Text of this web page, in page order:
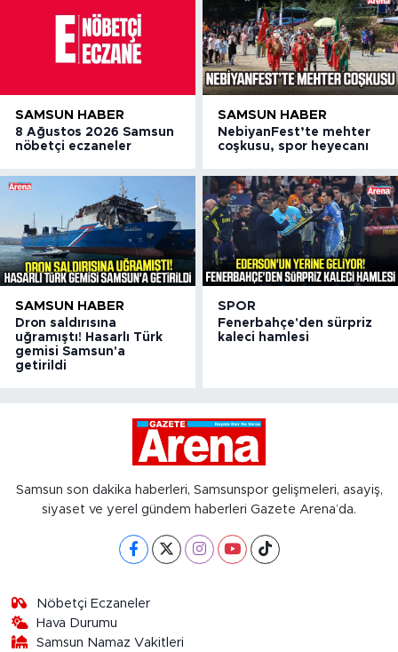
SAMSUN HABER
8 Ağustos 2026 Samsun
nöbetçi eczaneler
SAMSUN HABER
NebiyanFest’te mehter
coşkusu, spor heyecanı
SAMSUN HABER
Dron saldırısına
uğramıştı! Hasarlı Türk
gemisi Samsun'a
getirildi
SPOR
Fenerbahçe'den sürpriz
kaleci hamlesi
Samsun son dakika haberleri, Samsunspor gelişmeleri, asayiş,
siyaset ve yerel gündem haberleri Gazete Arena’da.
Nöbetçi Eczaneler
Hava Durumu
Samsun Namaz Vakitleri